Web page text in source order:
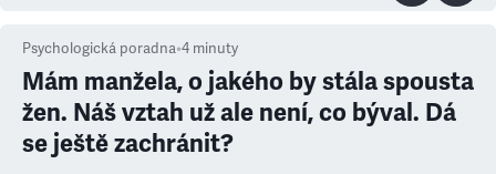
Psychologická poradna•4 minuty
Mám manžela, o jakého by stála spousta
žen. Náš vztah už ale není, co býval. Dá
se ještě zachránit?